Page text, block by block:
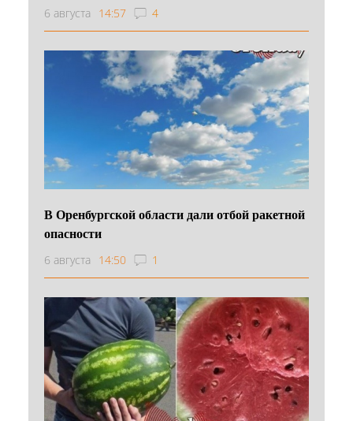
6 августа 14:57 4
В Оренбургской области дали отбой ракетной
опасности
6 августа 14:50 1